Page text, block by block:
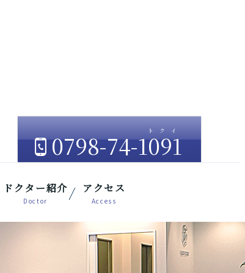
0798-74-1091
ドクター紹介 アクセス